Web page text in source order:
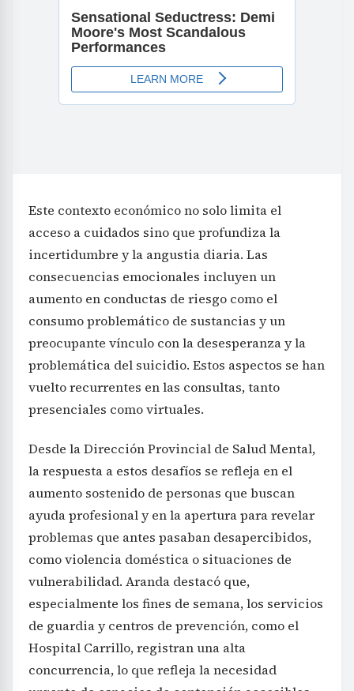
Este contexto económico no solo limita el
acceso a cuidados sino que profundiza la
incertidumbre y la angustia diaria. Las
consecuencias emocionales incluyen un
aumento en conductas de riesgo como el
consumo problemático de sustancias y un
preocupante vínculo con la desesperanza y la
problemática del suicidio. Estos aspectos se han
vuelto recurrentes en las consultas, tanto
presenciales como virtuales.
Desde la Dirección Provincial de Salud Mental,
la respuesta a estos desafíos se refleja en el
aumento sostenido de personas que buscan
ayuda profesional y en la apertura para revelar
problemas que antes pasaban desapercibidos,
como violencia doméstica o situaciones de
vulnerabilidad. Aranda destacó que,
especialmente los fines de semana, los servicios
de guardia y centros de prevención, como el
Hospital Carrillo, registran una alta
concurrencia, lo que refleja la necesidad